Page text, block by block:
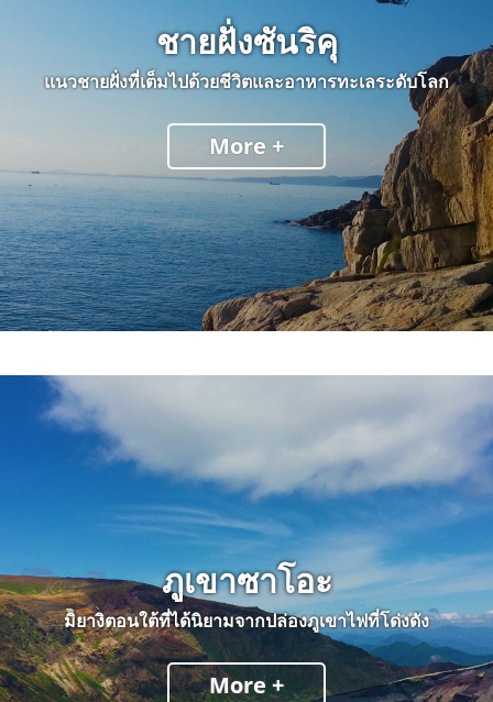
พื้นที่
ชายฝั่งซันริคุ
แนวชายฝั่งที่เต็มไปด้วยชีวิตและอาหารทะเลระดับโลก
More +
ภูเขาซาโอะ
มิยางิตอนใต้ที่ได้นิยามจากปล่องภูเขาไฟที่โด่งดัง
More +